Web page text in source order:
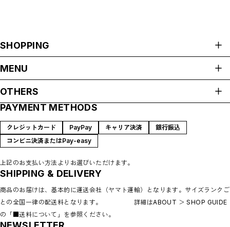
SHOPPING
Accessary
Bags
Home
Tableware
Decoration
Vintage
Accessary
Tableware
Home decoration
Brands
MENU
SHOP GUIDE
CONTACT
OTHERS
プライバシーポリシー
特定商取引法に基づく表記
PAYMENT METHODS
クレジットカード PayPay キャリア決済
銀行振込
コンビニ決済またはPay-easy
上記のお支払い方法よりお選びいただけます。
SHIPPING & DELIVERY
商品のお届けは、基本的に運送会社（ヤマト運輸）となります。サイズランクご
との全国一律の配送料となります。 詳細はABOUT ＞ SHOP GUIDE
の「■送料について」を参照ください。